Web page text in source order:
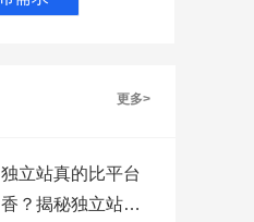
更多>
独立站真的比平台
香？揭秘独立站被